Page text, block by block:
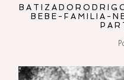
BEBE-FAMILIA-